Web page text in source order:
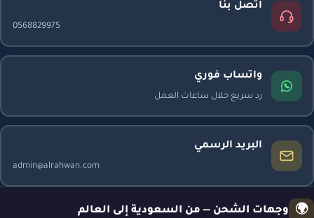
اتصل بنا
0568829975
واتساب فوري
رد سريع خلال ساعات العمل
البريد الرسمي
admin@alrahwan.com
🌍 وجهات الشحن — من السعودية إلى العالم